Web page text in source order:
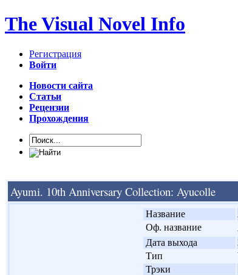
The Visual Novel Info
Регистрация
Войти
Новости сайта
Статьи
Рецензии
Прохождения
Ayumi. 10th Anniversary Collection: Ayucolle
Название
Оф. название
Дата выхода
Тип
Трэки